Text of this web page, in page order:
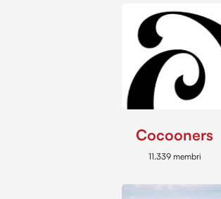
Cocooners
11.339 membri